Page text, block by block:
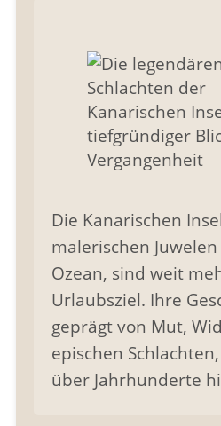
Die Kanarischen
malerischen
Ozean, sind weit
Urlaubsziel. Ihre
geprägt von Mut,
epischen
über Jahrhunderte